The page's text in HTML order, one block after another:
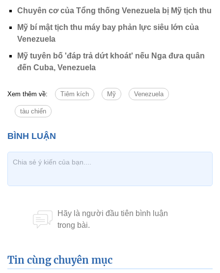
Chuyên cơ của Tổng thống Venezuela bị Mỹ tịch thu
Mỹ bí mật tịch thu máy bay phản lực siêu lớn của
Venezuela
Mỹ tuyên bố 'đáp trả dứt khoát' nếu Nga đưa quân
đến Cuba, Venezuela
Xem thêm về: Tiêm kích Mỹ Venezuela
tàu chiến
Tin cùng chuyên mục